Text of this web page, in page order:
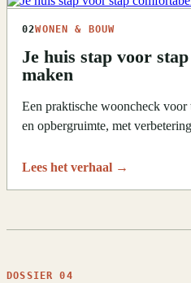
02WONEN & BOUW
Je huis stap voor
maken
Een praktische wooncheck
en opbergruimte, met
Lees het verhaal →
DOSSIER 04